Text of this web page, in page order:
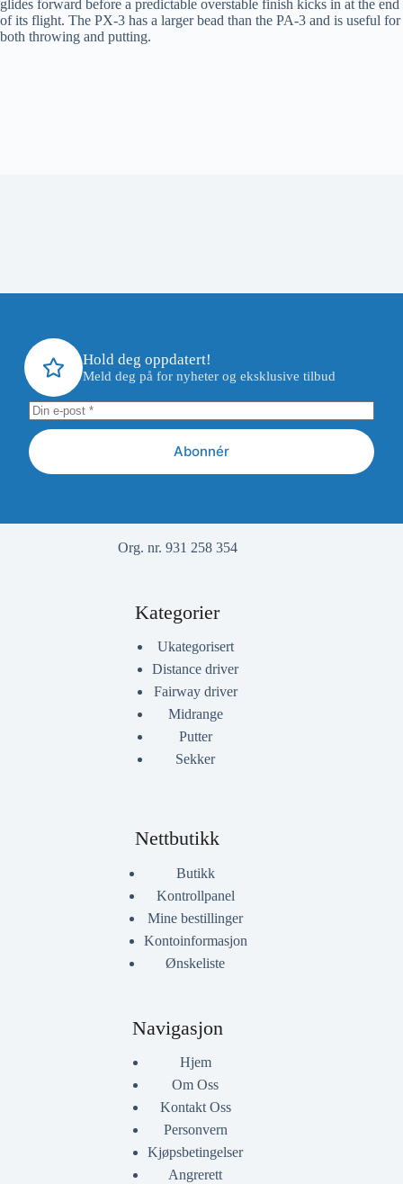
glides forward before a predictable overstable finish kicks in at the end
of its flight. The PX-3 has a larger bead than the PA-3 and is useful for
both throwing and putting.
Hold deg oppdatert!
Meld deg på for nyheter og eksklusive tilbud
Abonnér
Org. nr. 931 258 354
Kategorier
Ukategorisert
Distance driver
Fairway driver
Midrange
Putter
Sekker
Nettbutikk
Butikk
Kontrollpanel
Mine bestillinger
Kontoinformasjon
Ønskeliste
Navigasjon
Hjem
Om Oss
Kontakt Oss
Personvern
Kjøpsbetingelser
Angrerett